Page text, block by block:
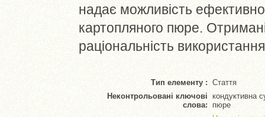
надає можливість
картопляного пюре.
раціональність
Тип елементу : Стаття
Неконтрольовані ключові
слова:
кондуктивна
пюре